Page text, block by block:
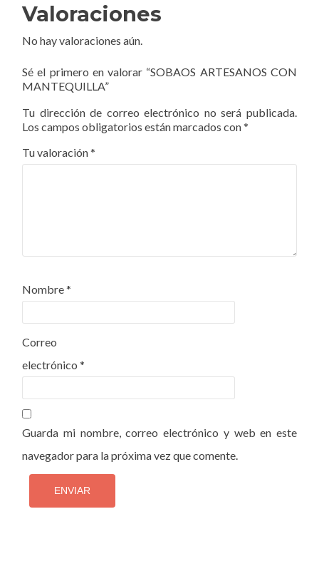
Valoraciones
No hay valoraciones aún.
Sé el primero en valorar “SOBAOS ARTESANOS CON
MANTEQUILLA”
Tu dirección de correo electrónico no será publicada.
Los campos obligatorios están marcados con*
Tu valoración*
Nombre*
Correo
electrónico *
Guarda mi nombre, correo electrónico y web en este
navegador para la próxima vez que comente.